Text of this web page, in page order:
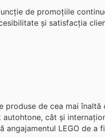
de promoțiile
și satisfacția
produse de cea mai înaltă
cât și
LEGO de a